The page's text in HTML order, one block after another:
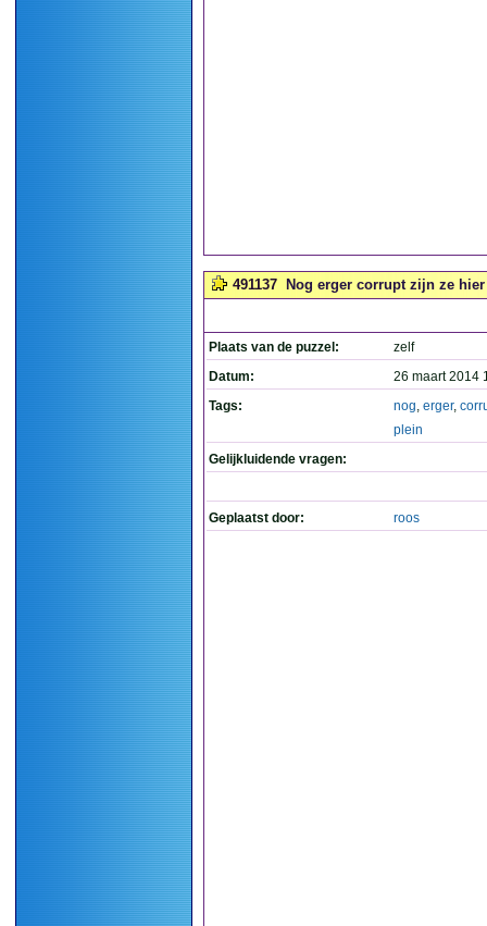
491137 Nog erger corrupt zijn ze
Plaats van de puzzel:
zelf
Datum:
26 maart 2014
Tags:
nog, erger,
plein
Gelijkluidende vragen:
Geplaatst door: roos